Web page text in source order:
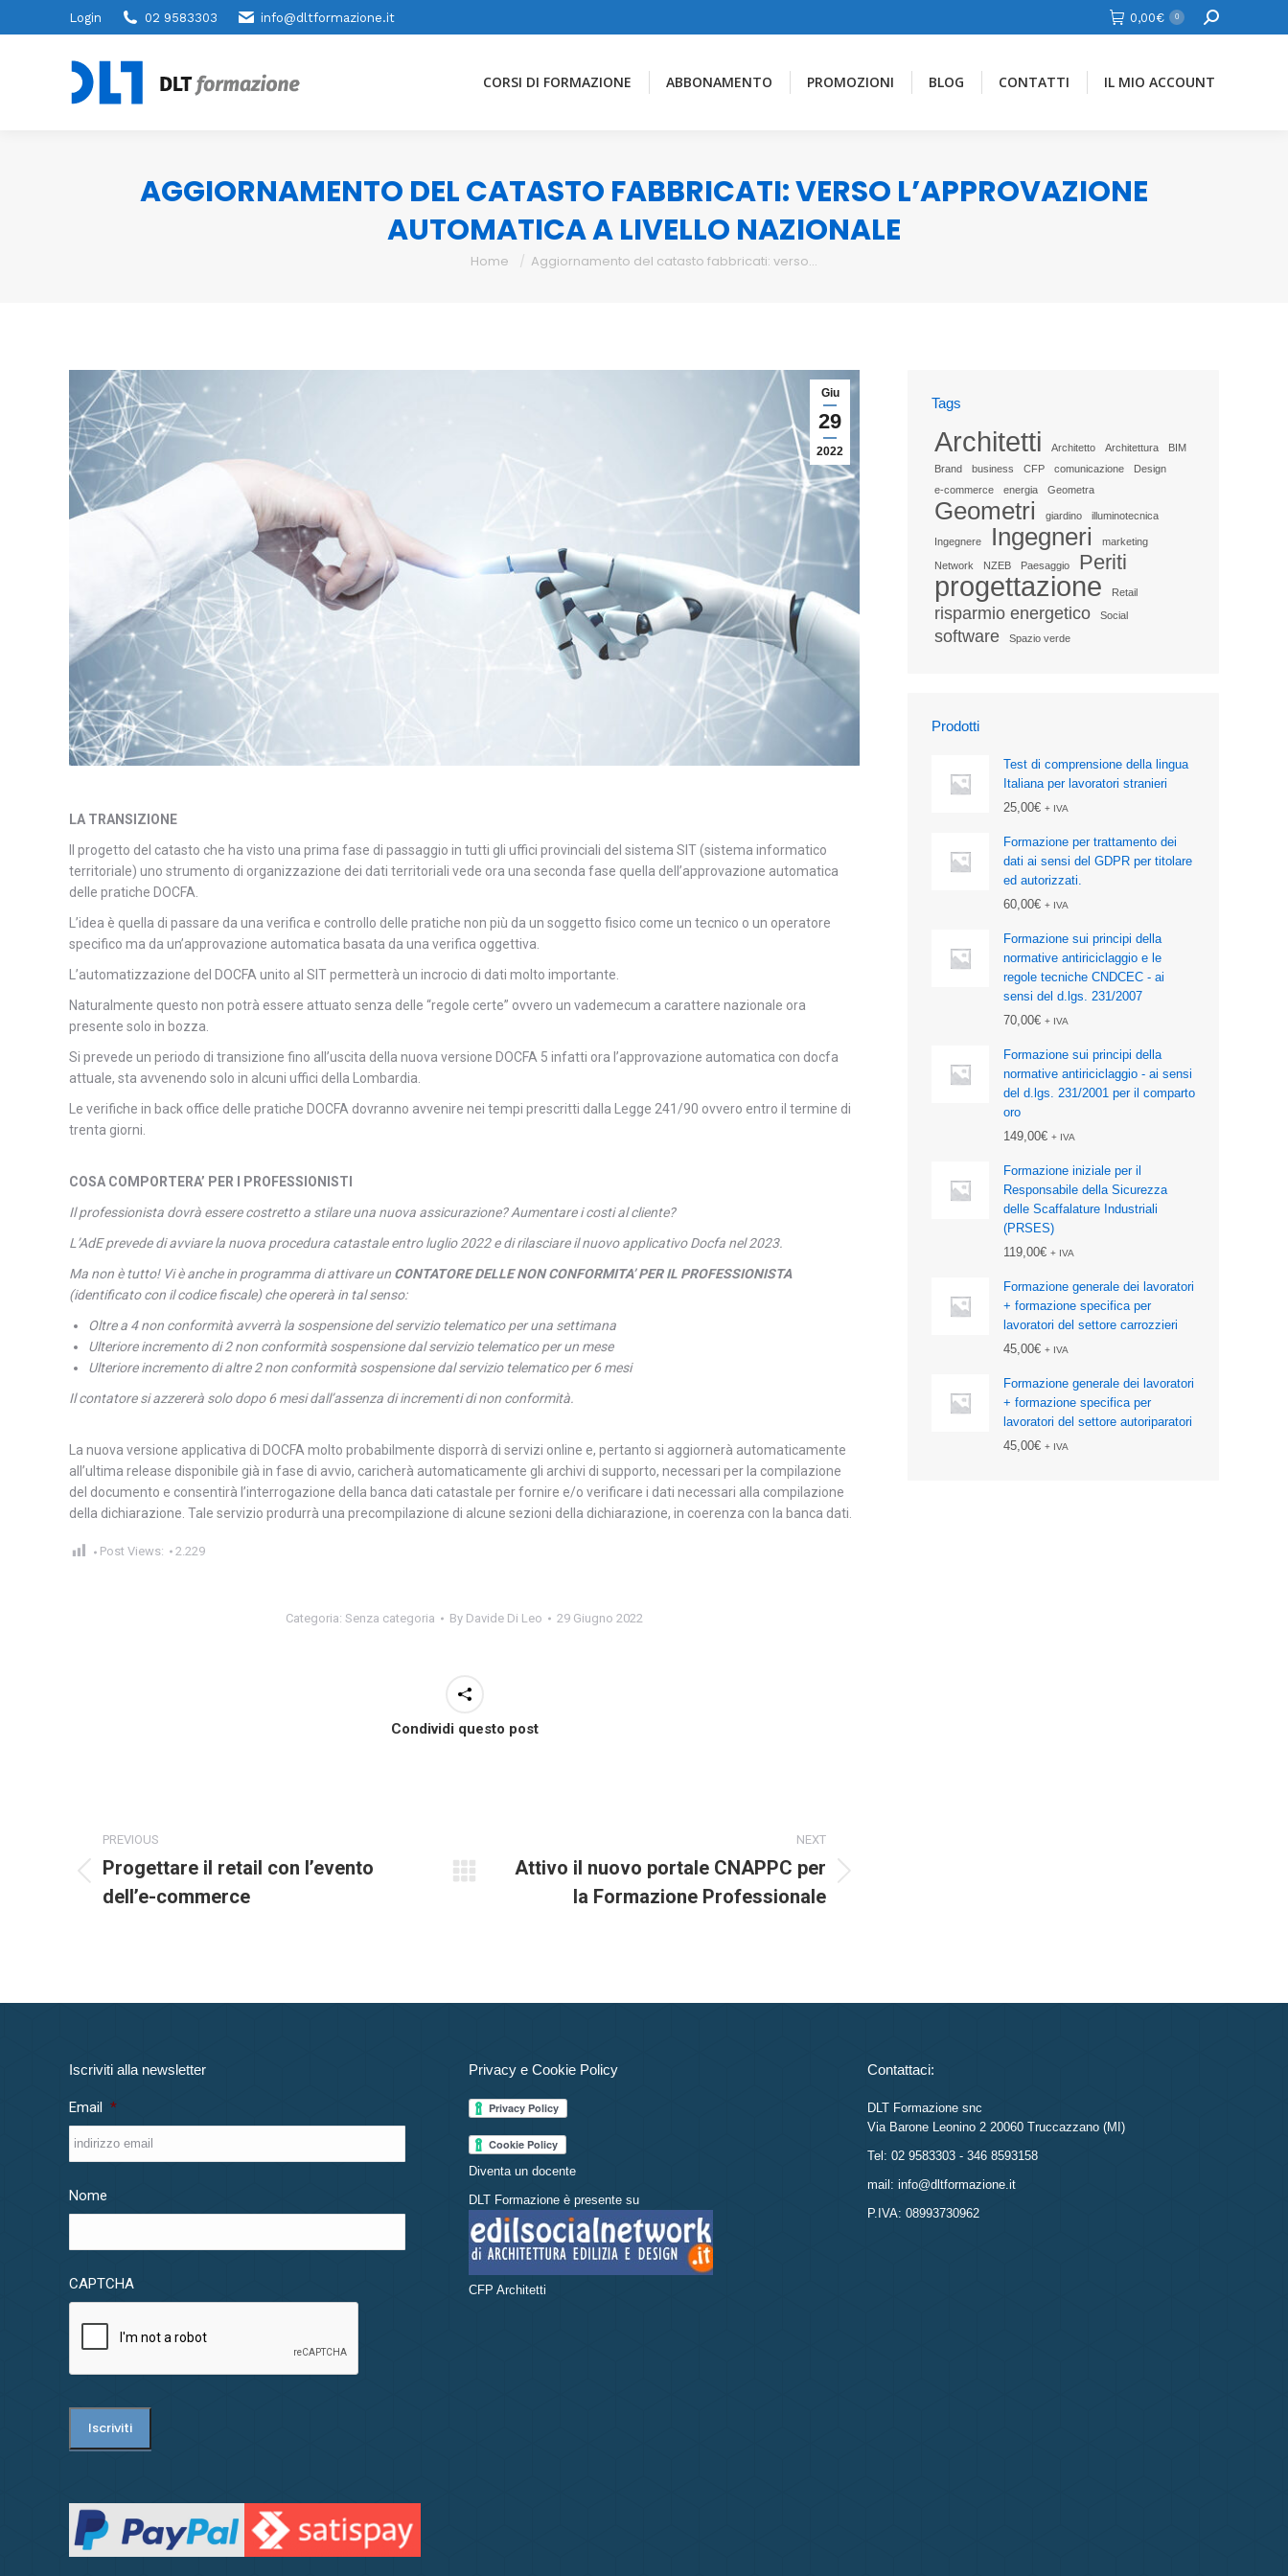
Login 02 9583303 info@dltformazione.it 0,00€ 0 Cerca
CORSI DI FORMAZIONE ABBONAMENTO PROMOZIONI BLOG CONTATTI IL MIO ACCOUNT
AGGIORNAMENTO DEL CATASTO FABBRICATI: VERSO L’APPROVAZIONE
AUTOMATICA A LIVELLO NAZIONALE
You are here:
Home Aggiornamento del catasto fabbricati: verso…
Giu
29
2022
LA TRANSIZIONE
Il progetto del catasto che ha visto una prima fase di passaggio in tutti gli uffici provinciali del sistema SIT (sistema informatico
territoriale) uno strumento di organizzazione dei dati territoriali vede ora una seconda fase quella dell’approvazione automatica
delle pratiche DOCFA.
L’idea è quella di passare da una verifica e controllo delle pratiche non più da un soggetto fisico come un tecnico o un operatore
specifico ma da un’approvazione automatica basata da una verifica oggettiva.
L’automatizzazione del DOCFA unito al SIT permetterà un incrocio di dati molto importante.
Naturalmente questo non potrà essere attuato senza delle “regole certe” ovvero un vademecum a carattere nazionale ora
presente solo in bozza.
Si prevede un periodo di transizione fino all’uscita della nuova versione DOCFA 5 infatti ora l’approvazione automatica con docfa
attuale, sta avvenendo solo in alcuni uffici della Lombardia.
Le verifiche in back office delle pratiche DOCFA dovranno avvenire nei tempi prescritti dalla Legge 241/90 ovvero entro il termine di
trenta giorni.
COSA COMPORTERA’ PER I PROFESSIONISTI
Il professionista dovrà essere costretto a stilare una nuova assicurazione? Aumentare i costi al cliente?
L’AdE prevede di avviare la nuova procedura catastale entro luglio 2022 e di rilasciare il nuovo applicativo Docfa nel 2023.
Ma non è tutto! Vi è anche in programma di attivare un CONTATORE DELLE NON CONFORMITA’ PER IL PROFESSIONISTA
(identificato con il codice fiscale) che opererà in tal senso:
Oltre a 4 non conformità avverrà la sospensione del servizio telematico per una settimana
Ulteriore incremento di 2 non conformità sospensione dal servizio telematico per un mese
Ulteriore incremento di altre 2 non conformità sospensione dal servizio telematico per 6 mesi
Il contatore si azzererà solo dopo 6 mesi dall’assenza di incrementi di non conformità.
La nuova versione applicativa di DOCFA molto probabilmente disporrà di servizi online e, pertanto si aggiornerà automaticamente
all’ultima release disponibile già in fase di avvio, caricherà automaticamente gli archivi di supporto, necessari per la compilazione
del documento e consentirà l’interrogazione della banca dati catastale per fornire e/o verificare i dati necessari alla compilazione
della dichiarazione. Tale servizio produrrà una precompilazione di alcune sezioni della dichiarazione, in coerenza con la banca dati.
Post Views: 2.229
Categoria: Senza categoria By Davide Di Leo 29 Giugno 2022
Condividi questo post
Commento
di
navigazione
PREVIOUS
Stile
dell'anteprima:
Progettare il retail con l’evento
dell’e-commerce
NEXT
Numero
Attivo il nuovo portale CNAPPC per
la Formazione Professionale
Tags
Architetti Architetto Architettura
BIM
Brand
business CFP comunicazione
Design
e-commerce
energia Geometra
Geometri giardino illuminotecnica
Ingegnere Ingegneri marketing
Network NZEB Paesaggio Periti
progettazione Retail
risparmio energetico Social
software Spazio verde
Prodotti
Test di comprensione della lingua
Italiana per lavoratori stranieri
25,00€ + IVA
Formazione per trattamento dei
dati ai sensi del GDPR per titolare
ed autorizzati.
60,00€ + IVA
Formazione sui principi della
normative antiriciclaggio e le
regole tecniche CNDCEC - ai
sensi del d.lgs. 231/2007
70,00€ + IVA
Formazione sui principi della
normative antiriciclaggio - ai sensi
del d.lgs. 231/2001 per il comparto
oro
149,00€ + IVA
Formazione iniziale per il
Responsabile della Sicurezza
delle Scaffalature Industriali
(PRSES)
119,00€ + IVA
Formazione generale dei lavoratori
+ formazione specifica per
lavoratori del settore carrozzieri
45,00€ + IVA
Formazione generale dei lavoratori
+ formazione specifica per
lavoratori del settore autoriparatori
45,00€ + IVA
Iscriviti alla newsletter
Email *
Nome
CAPTCHA
Privacy e Cookie Policy
Diventa un docente
DLT Formazione è presente su
CFP Architetti
Contattaci:
DLT Formazione snc
Via Barone Leonino 2 20060 Truccazzano (MI)
Tel: 02 9583303 - 346 8593158
mail: info@dltformazione.it
P.IVA: 08993730962